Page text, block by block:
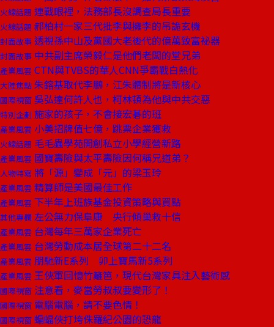
火線話題 連戰眼裡，法務部長沒調查局長重要
火線話題 郝柏村一家三代批李與擁李的吊詭玄機
封面故事 透視孫中山及黨國大老後代的億萬致富祕器
封面故事 中共副主席榮毅仁是他們老闆的堂兄弟
產業風雲 CTN與TVBS的華人CNN爭霸戰白熱化
大陸焦點 朱鎔基取代李鵬，江朱體制將是新核心
國際視窗 吳弘達何許人也，柯林頓為他與中共交惡
特別企劃 施家的孩子，不會接宏碁的班
產業風雲 小美招牌值七億，跳票企業獲救
火線話題 毛毛蟲學苑開創私立小學經營新路
產業風雲 國寶壽險與太平壽險因何稱兄道弟？
人物特寫 將「源」變成「元」的梁玉玲
產業風雲 精算師是美國最佳工作
產業風雲 下半年上班族基金投資策略與買點
其他專欄 左公無力保阜康 央行傾巢救十信
產業風雲 台灣每年三萬家企業死亡
產業風雲 台灣勞動成本居全球第二十二名
產業風雲 朋馳新E系列 卯上寶馬新5系列
產業風雲 王俠軍回憶竹籬笆，現代台灣家具注入藝術感
國際視窗 注意看，麥當勞叔叔要變形了！
國際視窗 電腦電腦，請不要色情！
國際視窗 蝙蝠俠打垮侏羅紀公園的恐龍